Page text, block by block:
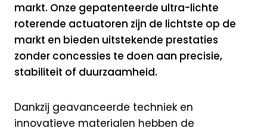
markt. Onze gepatenteerde ultra-lichte
roterende actuatoren zijn de lichtste op de
markt en bieden uitstekende prestaties
zonder concessies te doen aan precisie,
stabiliteit of duurzaamheid.
Dankzij geavanceerde techniek en
innovatieve materialen hebben de